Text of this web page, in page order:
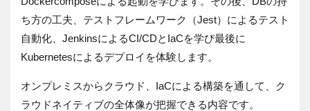
ち方の工夫、テストフレームワーク（Jest）によるテスト
自動化、 JenkinsによるCI/CDと IaCを学び最後に
Kubernetesによるデプロイを体験します。
オンプレミスからクラウド、 IaCによる構築を通して、ク
ラウドネイティブの全体像が把握できる内容です。